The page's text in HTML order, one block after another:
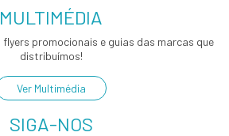
MULTIMÉDIA
promocionais e guias das marcas que
distribuímos!
Ver Multimédia
SIGA-NOS